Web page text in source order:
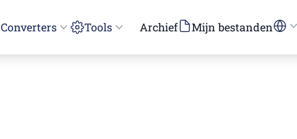
Converters Tools Archief Mijn bestanden